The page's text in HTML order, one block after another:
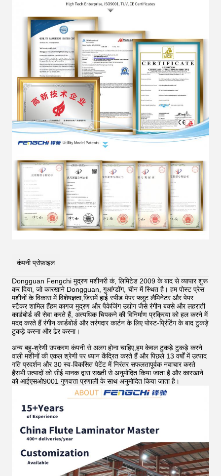
कंपनी प्रोफ़ाइल
Dongguan Fengchi मुद्रण मशीनरी कं, लिमिटेड 2009 के बाद से व्यापार शुरू
कर दिया, जो कारखाने Dongguan, गुआंग्डोंग, चीन में स्थित है। हम पोस्ट प्रेस
मशीनों के विकास में विशेषज्ञता,जिसमें हाई स्पीड पेपर फ्लूट लैमिनेटर और पेपर
स्टैकर शामिल हैंहम कागज मुद्रण और पैकेजिंग उद्योग जैसे रंगीन बक्से और लहराती
कार्डबोर्ड की सेवा करते हैं, अत्यधिक चिपकने की विनिर्माण प्रक्रिया को हल करने में
मदद करते हैं रंगीन कार्डबोर्ड और तरंगदार कार्टन के लिए पोस्ट-प्रिंटिंग के बाद टुकड़े
टुकड़े करना और ढेर करना।
अन्य बहु-श्रेणी उपकरण कंपनी से अलग होना चाहिए,हम केवल टुकड़े टुकड़े करने
वाली मशीनों की एकल श्रेणी पर ध्यान केंद्रित करते हैं और पिछले 13 वर्षों में उत्पाद
गति प्रदर्शन और 30 स्व-विकसित पेटेंट में निरंतर सफलतापूर्वक नवाचार करते
हैंसभी उत्पादों को सीई मानक द्वारा सख्ती से अनुमोदित किया जाता है और कारखाने
को आईएसओ9001 गुणवत्ता प्रणाली के साथ अनुमोदित किया जाता है।